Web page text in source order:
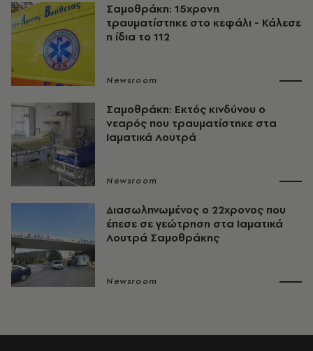
Σαμοθράκη: 15χρονη
τραυματίστηκε στο κεφάλι - Κάλεσε
η ίδια το 112
Newsroom
Σαμοθράκη: Εκτός κινδύνου ο
νεαρός που τραυματίστηκε στα
Ιαματικά Λουτρά
Newsroom
Διασωληνωμένος ο 22χρονος που
έπεσε σε γεώτρηση στα Ιαματικά
Λουτρά Σαμοθράκης
Newsroom